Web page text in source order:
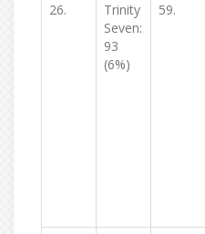
26.
Trinity
Seven:
93
(6%)
59.